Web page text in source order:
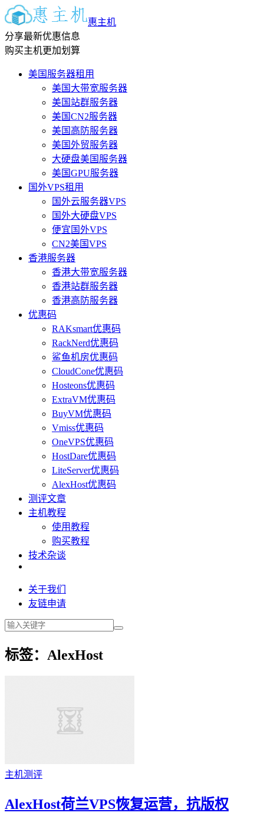
惠主机
分享最新优惠信息
购买主机更加划算
美国服务器租用
美国大带宽服务器
美国站群服务器
美国CN2服务器
美国高防服务器
美国外贸服务器
大硬盘美国服务器
美国GPU服务器
国外VPS租用
国外云服务器VPS
国外大硬盘VPS
便宜国外VPS
CN2美国VPS
香港服务器
香港大带宽服务器
香港站群服务器
香港高防服务器
优惠码
RAKsmart优惠码
RackNerd优惠码
鲨鱼机房优惠码
CloudCone优惠码
Hosteons优惠码
ExtraVM优惠码
BuyVM优惠码
Vmiss优惠码
OneVPS优惠码
HostDare优惠码
LiteServer优惠码
AlexHost优惠码
测评文章
主机教程
使用教程
购买教程
技术杂谈
关于我们
友链申请
标签：AlexHost
主机测评
AlexHost荷兰VPS恢复运营，抗版权